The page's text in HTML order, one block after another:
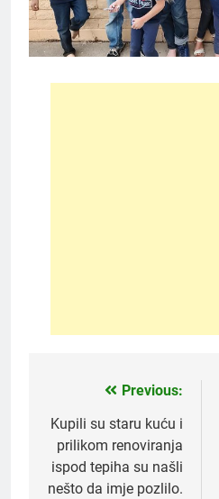
navigation
Previous:
Kupili su staru kuću i
prilikom renoviranja
ispod tepiha su našli
nešto da imje pozlilo.